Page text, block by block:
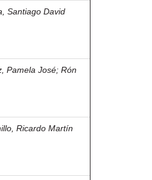
Santiago David
Pamela José; Rón
Ricardo Martín